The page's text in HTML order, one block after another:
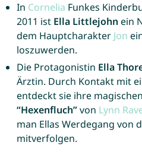
In Cornelia Funkes
2011 ist Ella Littlejohn ein
dem Hauptcharakter Jon
loszuwerden.
Die Protagonistin Ella
Ärztin. Durch Kontakt mit
entdeckt sie ihre
“Hexenfluch”von Lynn
man Ellas Werdegang von
mitverfolgen.